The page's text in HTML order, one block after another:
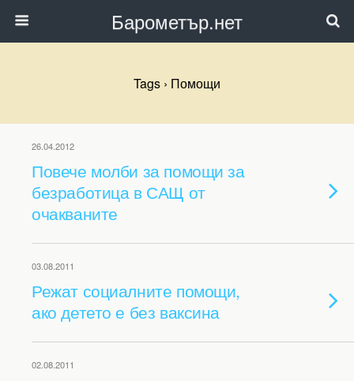
Барометър.нет
Tags › Помощи
26.04.2012
Повече молби за помощи за
безработица в САЩ от
очакваните
03.08.2011
Режат социалните помощи,
ако детето е без ваксина
02.08.2011